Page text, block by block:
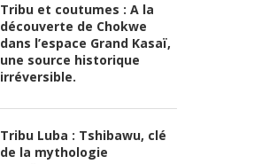
Tribu et coutumes : A la
découverte de Chokwe
dans l’espace Grand Kasaï,
une source historique
irréversible.
Tribu Luba : Tshibawu, clé
de la mythologie